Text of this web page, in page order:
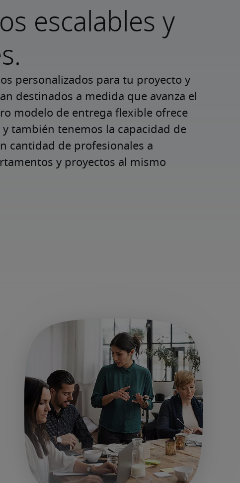
escalables y
personalizados para tu proyecto y
destinados a medida que avanza el
modelo de entrega flexible ofrece
también tenemos la capacidad de
cantidad de profesionales a
y proyectos al mismo